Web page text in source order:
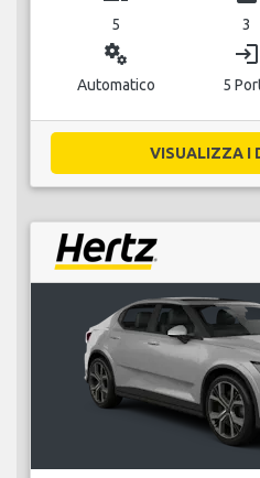
5 3
miscellaneous_services
Automatico
login
5
VISUALIZZA I